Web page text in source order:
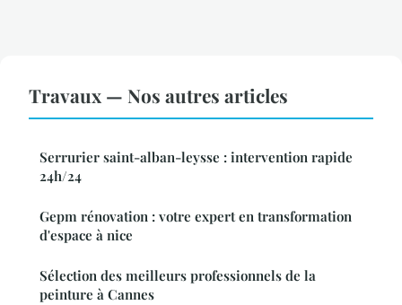
Travaux — Nos autres articles
Serrurier saint-alban-leysse : intervention rapide
24h/24
Gepm rénovation : votre expert en transformation
d'espace à nice
Sélection des meilleurs professionnels de la
peinture à Cannes